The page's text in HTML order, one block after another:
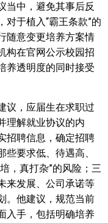
当中，避免其事后反
于植入“霸王条款”的
随意变更培养方案情
构在官网公示校园招
养透明度的同时接受
议，应届生在求职过
理解就业协议的内
招聘信息，确定招聘
要求低、待遇高、
，真打杂”的风险；三
来发展、公司承诺等
。他建议，规范当前
入手，包括明确培养